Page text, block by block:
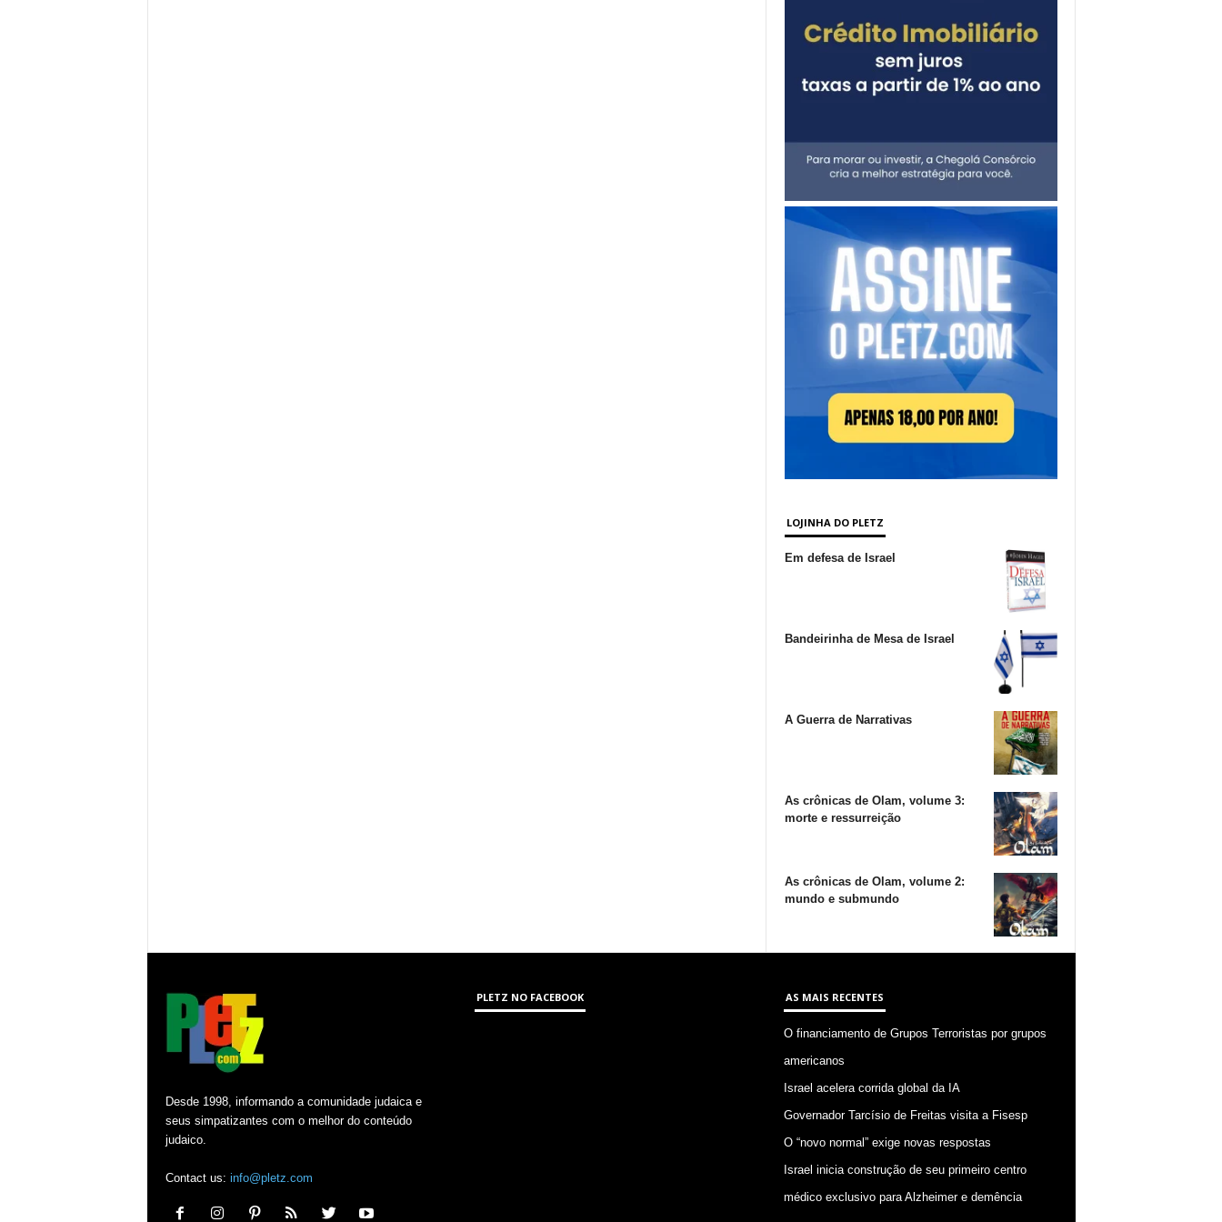
LOJINHA DO PLETZ
Em defesa de Israel
Bandeirinha de Mesa de Israel
A Guerra de Narrativas
As crônicas de Olam, volume 3:
morte e ressurreição
As crônicas de Olam, volume 2:
mundo e submundo
Desde 1998, informando a comunidade judaica e
seus simpatizantes com o melhor do conteúdo
judaico.
Contact us: info@pletz.com
PLETZ NO FACEBOOK AS MAIS RECENTES
O financiamento de Grupos Terroristas por grupos
americanos
Israel acelera corrida global da IA
Governador Tarcísio de Freitas visita a Fisesp
O “novo normal” exige novas respostas
Israel inicia construção de seu primeiro centro
médico exclusivo para Alzheimer e demência